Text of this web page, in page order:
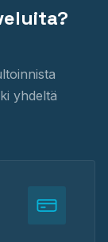
yhdeltä